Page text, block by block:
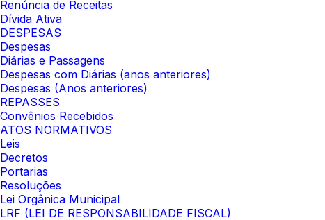
Renúncia de Receitas
Dívida Ativa
DESPESAS
Despesas
Diárias e Passagens
Despesas com Diárias (anos anteriores)
Despesas (Anos anteriores)
REPASSES
Convênios Recebidos
ATOS NORMATIVOS
Leis
Decretos
Portarias
Resoluções
Lei Orgânica Municipal
LRF (LEI DE RESPONSABILIDADE FISCAL)